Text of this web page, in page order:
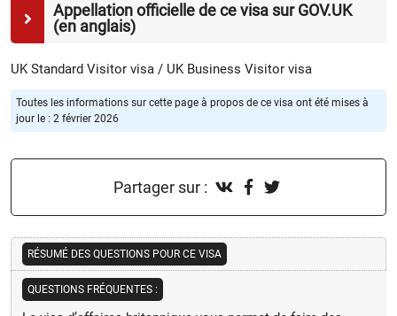
Appellation officielle de ce visa sur GOV.UK
(en anglais)
UK Standard Visitor visa / UK Business Visitor visa
Toutes les informations sur cette page à propos de ce visa ont été mises à
jour le : 2 février 2026
Partager sur :
RÉSUMÉ DES QUESTIONS POUR CE VISA
QUESTIONS FRÉQUENTES :